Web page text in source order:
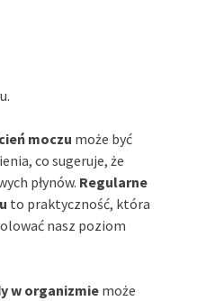
moczu może być
co sugeruje, że
płynów. Regularne
to praktyczność, która
nasz poziom
w organizmiemoże